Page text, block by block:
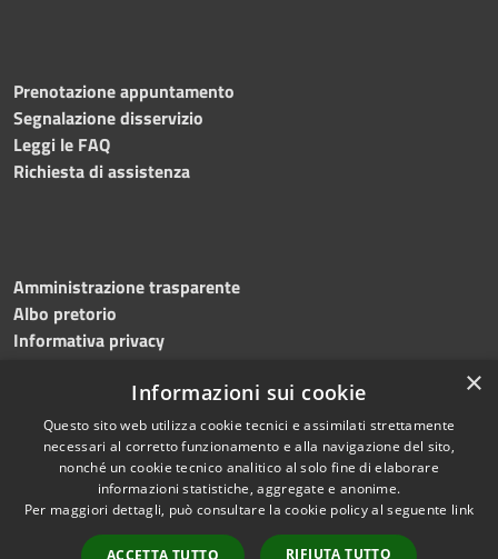
Prenotazione appuntamento
Segnalazione disservizio
Leggi le FAQ
Richiesta di assistenza
Amministrazione trasparente
Albo pretorio
Informativa privacy
Dichiarazione di accessibilità Meccanismo di feedback
RSS
Copyright © 2026 • Comune di
×
Informazioni sui cookie
Questo sito web utilizza cookie tecnici e assimilati strettamente
necessari al corretto funzionamento e alla navigazione del sito,
nonché un cookie tecnico analitico al solo fine di elaborare
informazioni statistiche, aggregate e anonime.
Per maggiori dettagli, può consultare la cookie policy al seguente link
ACCETTA TUTTO RIFIUTA TUTTO